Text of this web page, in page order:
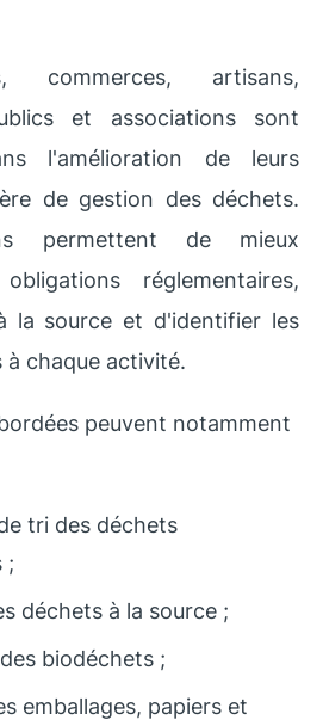
commerces, artisans,
et associations sont
l'amélioration de leurs
de gestion des déchets.
permettent de mieux
réglementaires,
la source et d'identifier les
à chaque activité.
peuvent notamment
tri des déchets
;
déchets à la source ;
biodéchets ;
emballages, papiers et